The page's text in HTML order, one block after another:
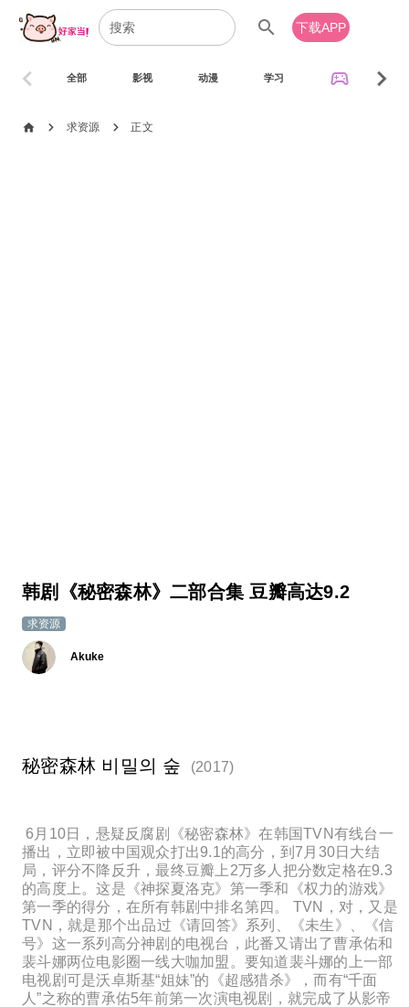
search 下载APP
全部 影视 动漫 学习 sports_esports
chevron_left chevron_right
home chevron_right 求资源 chevron_right 正文
韩剧《秘密森林》二部合集 豆瓣高达9.2
求资源
Akuke
秘密森林 비밀의 숲 (2017)
6月10日，悬疑反腐剧《秘密森林》在韩国TVN有线台一
播出，立即被中国观众打出9.1的高分，到7月30日大结
局，评分不降反升，最终豆瓣上2万多人把分数定格在9.3
的高度上。这是《神探夏洛克》第一季和《权力的游戏》
第一季的得分，在所有韩剧中排名第四。 TVN，对，又是
TVN，就是那个出品过《请回答》系列、《未生》、《信
号》这一系列高分神剧的电视台，此番又请出了曹承佑和
裴斗娜两位电影圈一线大咖加盟。要知道裴斗娜的上一部
电视剧可是沃卓斯基“姐妹”的《超感猎杀》，而有“千面
人”之称的曹承佑5年前第一次演电视剧，就完成了从影帝